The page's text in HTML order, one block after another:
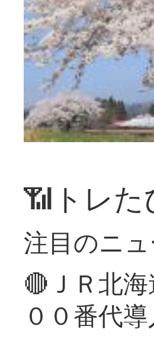
📶トレた
注目のニュ
🔴ＪＲ北
００番代